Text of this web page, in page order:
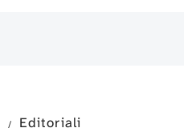
Editoriali